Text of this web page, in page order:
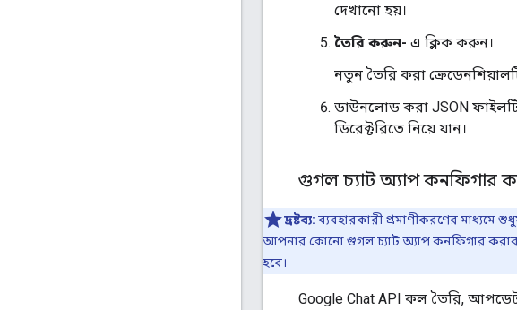
দেখানো হয়।
তৈরি করুন- এ ক্লিক করুন।
নতুন তৈরি করা
ডাউনলোড করা JSON
ডিরেক্টরিতে নিয়ে যান।
গুগল চ্যাট অ্যাপ কনফিগার
দ্রষ্টব্য: ব্যবহারকারী প্রমাণীকরণের
আপনার কোনো গুগল চ্যাট অ্যাপ কনফিগার করার
হবে।
Google Chat API কল তৈরি,